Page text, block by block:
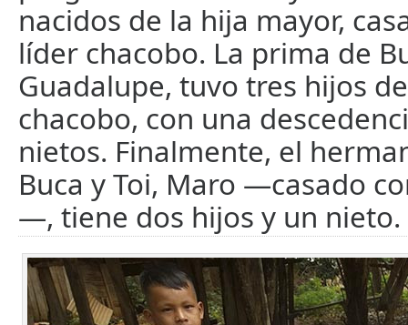
nacidos de la hija mayor,
líder chacobo. La prima de
Guadalupe, tuvo tres hijos
chacobo, con una
nietos. Finalmente, el
Buca y Toi, Maro —casado
—, tiene dos hijos y un nieto.